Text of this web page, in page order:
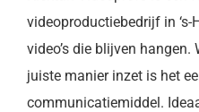
videoproductiebedrijf in
video’s die blijven hangen.
juiste manier inzet is het
communicatiemiddel.